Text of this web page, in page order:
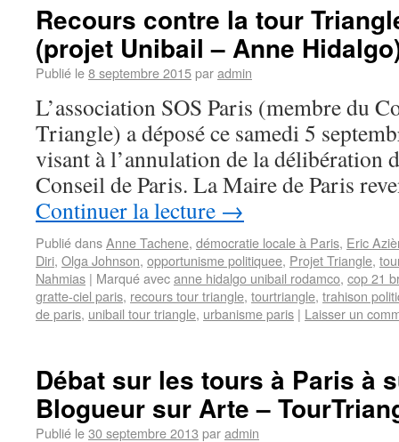
Recours contre la tour
(projet Unibail – Anne
Publié le8 septembre 2015paradmin
L’association SOS Paris (membre du
Triangle) a déposé ce samedi 5
visant à l’annulation de la délibération
Conseil de Paris. La Maire de Paris
Continuer la lecture →
Publié dansAnne Tachene, démocratie locale à Paris, Eric
Diri, Olga Johnson, opportunisme politiquee, Projet Triangle,
Nahmias | Marqué avecanne hidalgo unibail rodamco, cop 21
gratte-ciel paris, recours tour triangle, tourtriangle, trahison
de paris, unibail tour triangle, urbanisme paris | Laisser un
Débat sur les tours à Paris à
Blogueur sur Arte –
Publié le30 septembre 2013 paradmin